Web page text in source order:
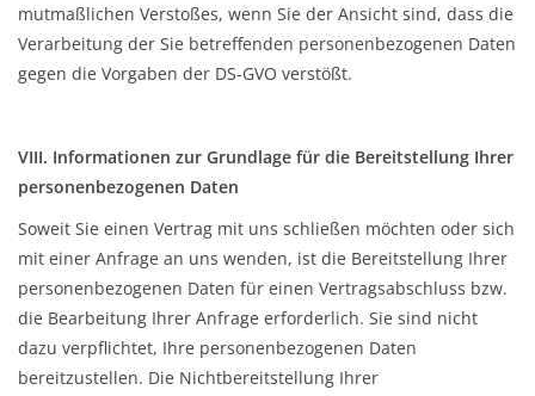
mutmaßlichen Verstoßes, wenn Sie der Ansicht sind, dass die
Verarbeitung der Sie betreffenden personenbezogenen Daten
gegen die Vorgaben der DS-GVO verstößt.
VIII. Informationen zur Grundlage für die Bereitstellung Ihrer
personenbezogenen Daten
Soweit Sie einen Vertrag mit uns schließen möchten oder sich
mit einer Anfrage an uns wenden, ist die Bereitstellung Ihrer
personenbezogenen Daten für einen Vertragsabschluss bzw.
die Bearbeitung Ihrer Anfrage erforderlich. Sie sind nicht
dazu verpflichtet, Ihre personenbezogenen Daten
bereitzustellen. Die Nichtbereitstellung Ihrer